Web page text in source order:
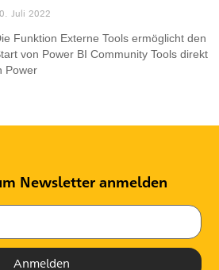
Juli 2022
Funktion Externe Tools ermöglicht den
von Power BI Community Tools direkt
Power
Newsletter anmelden
Anmelden